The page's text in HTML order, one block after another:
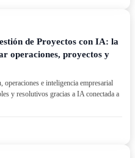
de Proyectos con IA: la
operaciones, proyectos y
e inteligencia empresarial
y resolutivos gracias a IA conectada a